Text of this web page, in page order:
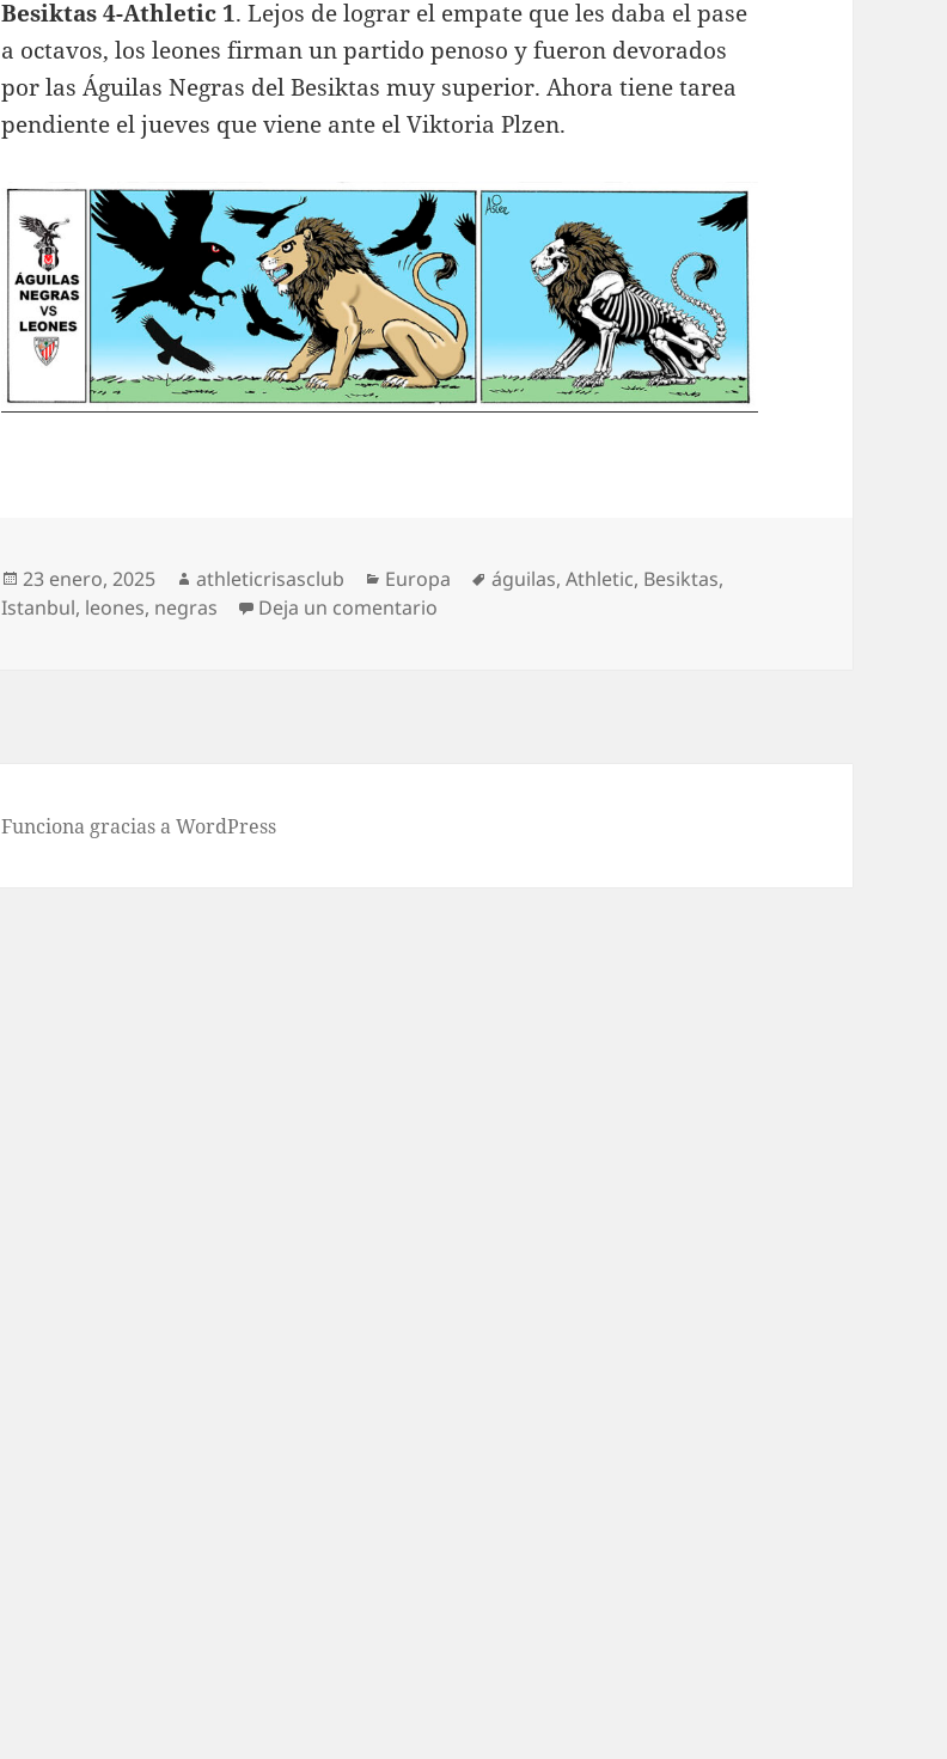
Besiktas 4-Athletic 1. Lejos de lograr el empate que les daba el pase
a octavos, los leones firman un partido penoso y fueron devorados
por las Águilas Negras del Besiktas muy superior. Ahora tiene tarea
pendiente el jueves que viene ante el Viktoria Plzen.
Publicado
el
23 enero, 2025 Autor
athleticrisasclub Categorías
Europa Etiquetas
águilas,Athletic, Besiktas,
Istanbul, leones, negras Deja un comentario
Funciona gracias a WordPress